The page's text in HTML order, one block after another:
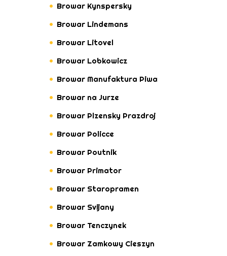
Browar Kynspersky
Browar Lindemans
Browar Litovel
Browar Lobkowicz
Browar Manufaktura Piwa
Browar na Jurze
Browar Plzensky Prazdroj
Browar Policce
Browar Poutnik
Browar Primator
Browar Staropramen
Browar Svijany
Browar Tenczynek
Browar Zamkowy Cieszyn